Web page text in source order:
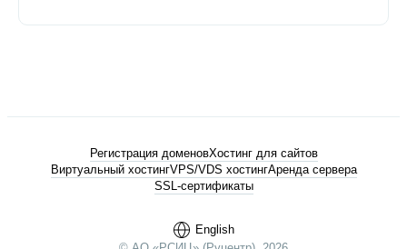
English
Регистрация доменовХостинг для сайтов
Виртуальный хостингVPS/VDS хостингАренда сервера
SSL-сертификаты